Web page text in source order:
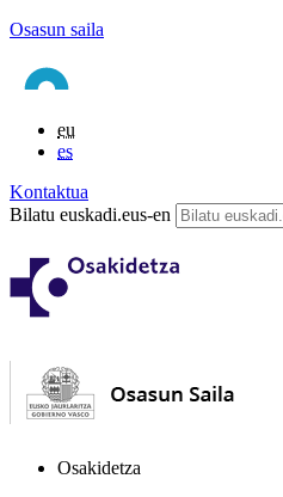
Osasun saila
eu
es
Kontaktua
Bilatu euskadi.eus-en
Osakidetza